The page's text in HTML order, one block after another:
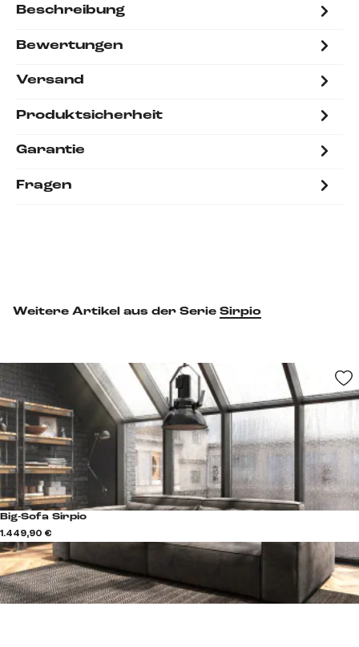
Beschreibung
Bewertungen
Versand
Produktsicherheit
Garantie
Fragen
Weitere Artikel aus der Serie Sirpio
Big-Sofa Sirpio
1.449,90 €